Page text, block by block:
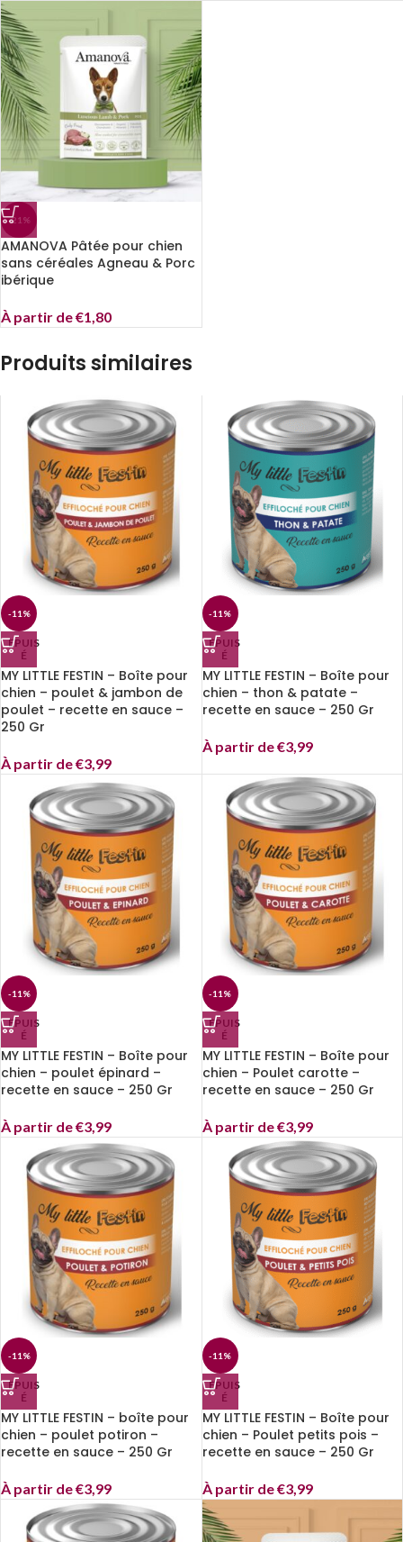
-21%
AMANOVA Pâtée pour chien
sans céréales Agneau & Porc
ibérique
À partir de€1,80
Produits similaires
-11%
EPUIS
É
MY LITTLE FESTIN – Boîte pour
chien – poulet & jambon de
poulet – recette en sauce –
250 Gr
À partir de€3,99
-11%
EPUIS
É
MY LITTLE FESTIN – Boîte pour
chien – thon & patate –
recette en sauce – 250 Gr
À partir de€3,99
-11%
EPUIS
É
MY LITTLE FESTIN – Boîte pour
chien – poulet épinard –
recette en sauce – 250 Gr
À partir de€3,99
-11%
EPUIS
É
MY LITTLE FESTIN – Boîte pour
chien – Poulet carotte –
recette en sauce – 250 Gr
À partir de€3,99
-11%
EPUIS
É
MY LITTLE FESTIN – boîte pour
chien – poulet potiron –
recette en sauce – 250 Gr
À partir de€3,99
-11%
EPUIS
É
MY LITTLE FESTIN – Boîte pour
chien – Poulet petits pois –
recette en sauce – 250 Gr
À partir de€3,99